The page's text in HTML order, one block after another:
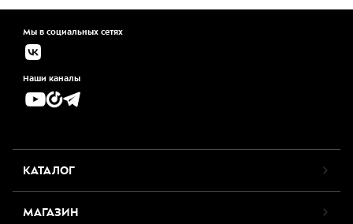
Мы в социальных сетях
Наши каналы
КАТАЛОГ
МАГАЗИН